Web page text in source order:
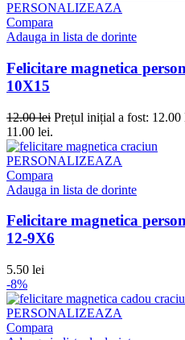
PERSONALIZEAZA
Compara
Adauga in lista de dorinte
Felicitare magnetica
10X15
12.00lei Prețul inițial a fost: 12.00
11.00 lei.
PERSONALIZEAZA
Compara
Adauga in lista de dorinte
Felicitare magnetica
12-9X6
5.50 lei
-8%
PERSONALIZEAZA
Compara